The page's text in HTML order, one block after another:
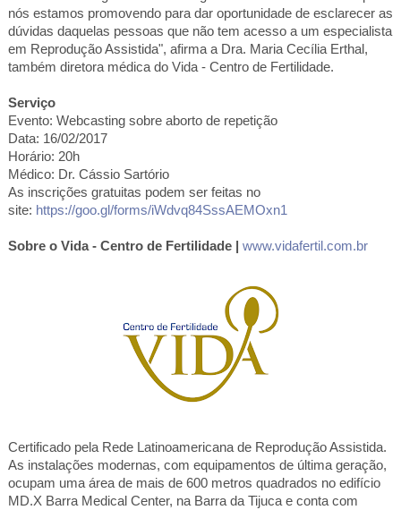
nós estamos promovendo para dar oportunidade de esclarecer as
dúvidas daquelas pessoas que não tem acesso a um especialista
em Reprodução Assistida", afirma a Dra. Maria Cecília Erthal,
também diretora médica do Vida - Centro de Fertilidade.
Serviço
Evento: Webcasting sobre aborto de repetição
Data: 16/02/2017
Horário: 20h
Médico: Dr. Cássio Sartório
As inscrições gratuitas podem ser feitas no
site: https://goo.gl/forms/iWdvq84SssAEMOxn1
Sobre o Vida - Centro de Fertilidade | www.vidafertil.com.br
Certificado pela Rede Latinoamericana de Reprodução Assistida.
As instalações modernas, com equipamentos de última geração,
ocupam uma área de mais de 600 metros quadrados no edifício
MD.X Barra Medical Center, na Barra da Tijuca e conta com